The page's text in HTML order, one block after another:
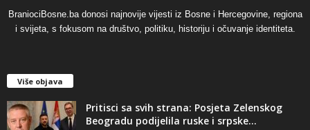
BraniociBosne.ba donosi najnovije vijesti iz Bosne i Hercegovine, regiona
i svijeta, s fokusom na društvo, politiku, historiju i očuvanje identiteta.
Više objava
​Pritisci sa svih strana: Posjeta Zelenskog
Beogradu podijelila ruske i srpske...